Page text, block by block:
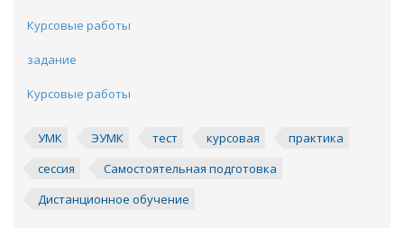
Курсовые работы
задание
Курсовые работы
УМК ЭУМК тест курсовая
практика
сессия
Самостоятельная подготовка
Дистанционное обучение